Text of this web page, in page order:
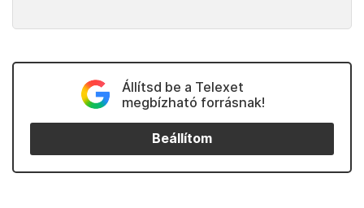
Állítsd be a Telexet
megbízható forrásnak!
Beállítom